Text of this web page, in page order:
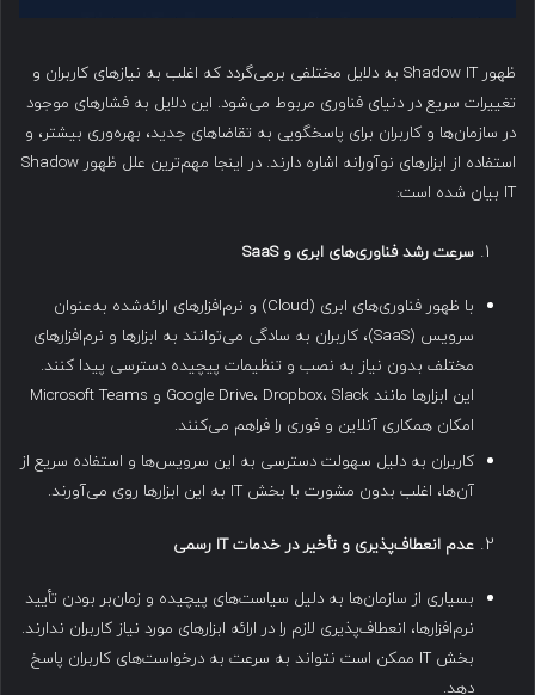
ظهور Shadow IT به دلایل مختلفی برمی‌گردد که اغلب به نیازهای کاربران و
تغییرات سریع در دنیای فناوری مربوط می‌شود. این دلایل به فشارهای موجود
در سازمان‌ها و کاربران برای پاسخگویی به تقاضاهای جدید، بهره‌وری بیشتر، و
استفاده از ابزارهای نوآورانه اشاره دارند. در اینجا مهم‌ترین علل ظهور Shadow
IT بیان شده است:
سرعت رشد فناوری‌های ابری و SaaS
با ظهور فناوری‌های ابری (Cloud) و نرم‌افزارهای ارائه‌شده به‌عنوان
سرویس (SaaS)، کاربران به سادگی می‌توانند به ابزارها و نرم‌افزارهای
مختلف بدون نیاز به نصب و تنظیمات پیچیده دسترسی پیدا کنند.
این ابزارها مانند Google Drive، Dropbox، Slack و Microsoft Teams
امکان همکاری آنلاین و فوری را فراهم می‌کنند.
کاربران به دلیل سهولت دسترسی به این سرویس‌ها و استفاده سریع از
آن‌ها، اغلب بدون مشورت با بخش IT به این ابزارها روی می‌آورند.
عدم انعطاف‌پذیری و تأخیر در خدماتIT رسمی
بسیاری از سازمان‌ها به دلیل سیاست‌های پیچیده و زمان‌بر بودن تأیید
نرم‌افزارها، انعطاف‌پذیری لازم را در ارائه ابزارهای مورد نیاز کاربران ندارند.
بخش IT ممکن است نتواند به سرعت به درخواست‌های کاربران پاسخ
دهد.